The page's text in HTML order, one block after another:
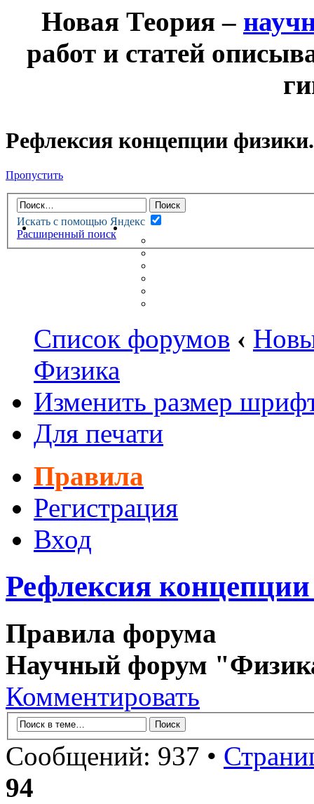
Новая Теория –
работ и статей
Рефлексия концепции физики.
Пропустить
Искать с помощью Яндекс
Расширенный поиск
НОВАЯ ТЕОРИЯФОРУМ
НЕПРОЧИТАННЫЕ
Список форумов ‹
Физика
Изменить размер
Для печати
Правила
Регистрация
Вход
Рефлексия
Правила форума
Научный форум
Комментировать
Сообщений: 937 •
94